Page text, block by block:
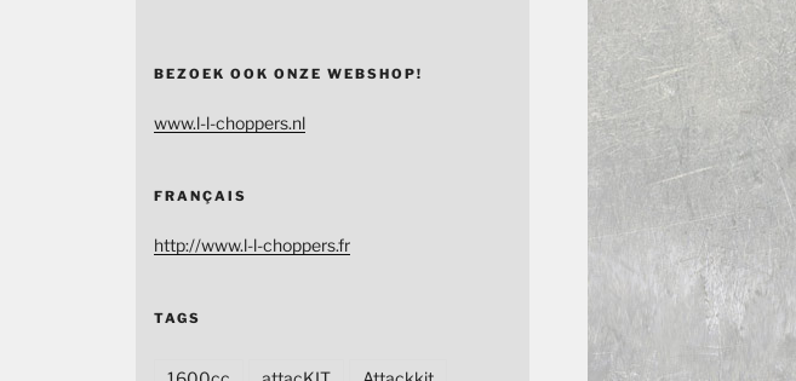
BEZOEK OOK ONZE WEBSHOP!
www.l-l-choppers.nl
FRANÇAIS
http://www.l-l-choppers.fr
TAGS